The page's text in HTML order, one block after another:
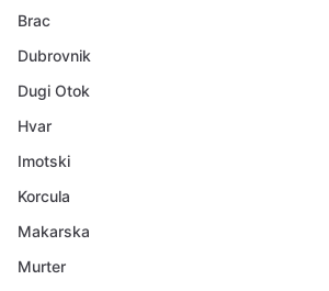
Brac
Dubrovnik
Dugi Otok
Hvar
Imotski
Korcula
Makarska
Murter